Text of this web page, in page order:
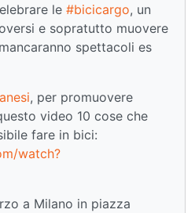
le #bicicargo, un
e sopratutto muovere
spettacoli es
, per promuovere
video 10 cose che
fare in bici:
watch?
a Milano in piazza